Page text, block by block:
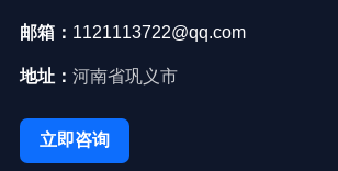
邮箱： 1121113722@qq.com
地址： 河南省巩义市
立即咨询